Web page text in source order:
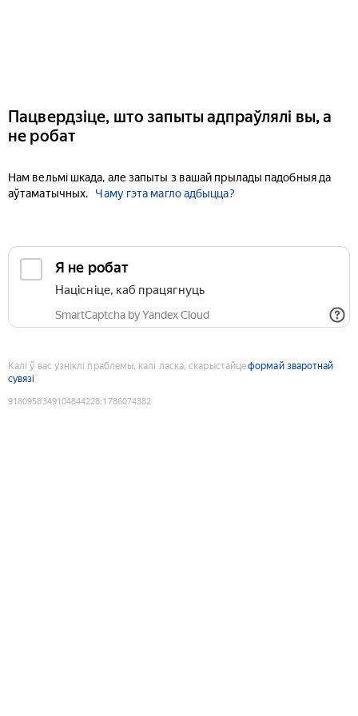
Пацвердзіце, што запыты адпраўлялі вы, а
не робат
Нам вельмі шкада, але запыты з вашай прылады падобныя да
аўтаматычных.
Чаму гэта магло адбыцца?
Я не робат
Націсніце, каб працягнуць
SmartCaptcha by Yandex Cloud
Калі ў вас узніклі праблемы, калі ласка, скарыстайцеформай зваротнай
сувязі
9180958349104844228:1786074382